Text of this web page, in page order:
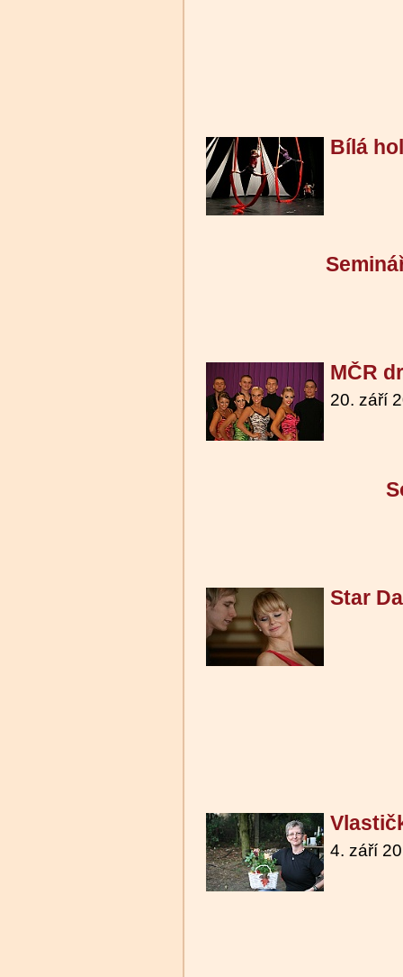
Bílá
MČR
20. září
Star
4. září